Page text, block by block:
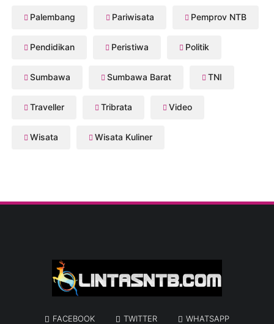
Palembang Pariwisata Pemprov NTB
Pendidikan Peristiwa Politik
Sumbawa Sumbawa Barat TNI
Traveller Tribrata Video
Wisata Wisata Kuliner
FACEBOOK TWITTER
WHATSAPP